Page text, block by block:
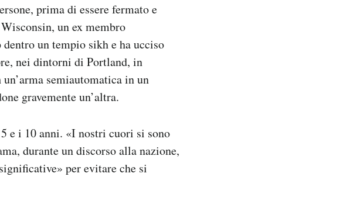
prima di essere fermato e
un ex membro
un tempio sikh e ha ucciso
nei dintorni di Portland, in
semiautomatica in un
gravemente un’altra.
e i 10 anni. «I nostri cuori si sono
durante un discorso alla nazione,
per evitare che si